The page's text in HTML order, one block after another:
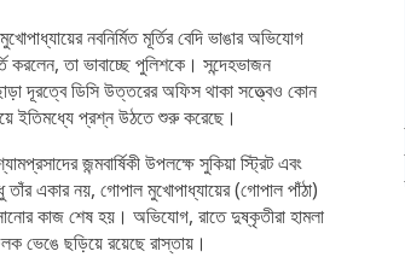
নবনির্মিত মূর্তির বেদি ভাঙার অভিযোগ
তা ভাবাচ্ছে পুলিশকে। সন্দেহভাজন
দূরত্বে ডিসি উত্তরের অফিস থাকা সত্ত্বেও কোন
ইতিমধ্যে প্রশ্ন উঠতে শুরু করেছে।
জন্মবার্ষিকী উপলক্ষে সুকিয়া স্ট্রিট এবং
একার নয়, গোপাল মুখোপাধ্যায়ের (গোপাল পাঁঠা)
কাজ শেষ হয়। অভিযোগ, রাতে দুষ্কৃতীরা হামলা
ভেঙে ছড়িয়ে রয়েছে রাস্তায়।